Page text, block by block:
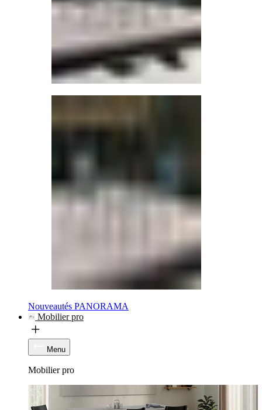
Nouveautés PANORAMA
Mobilier pro
Menu
Mobilier pro